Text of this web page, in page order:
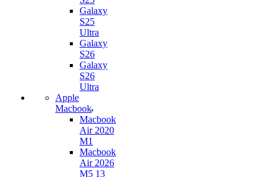
Galaxy
S25
Ultra
Galaxy
S26
Galaxy
S26
Ultra
Apple
Macbook
Macbook
Air 2020
M1
Macbook
Air 2026
M5 13